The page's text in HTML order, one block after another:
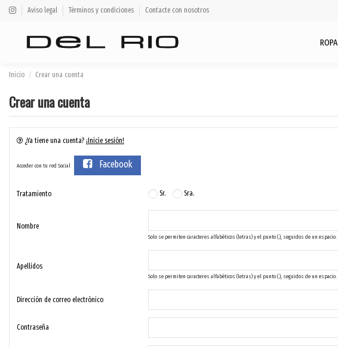
Aviso legal Términos y condiciones Contacte con nosotros
ROPA
Inicio Crear una cuenta
Crear una cuenta
¿Ya tiene una cuenta? ¡Inicie sesión!
Acceder con tu red Social Facebook
Tratamiento Sr. Sra.
Nombre
Solo se permiten caracteres alfabéticos (letras) y el punto (.), seguidos de un espacio.
Apellidos
Solo se permiten caracteres alfabéticos (letras) y el punto (.), seguidos de un espacio.
Dirección de correo electrónico
Contraseña